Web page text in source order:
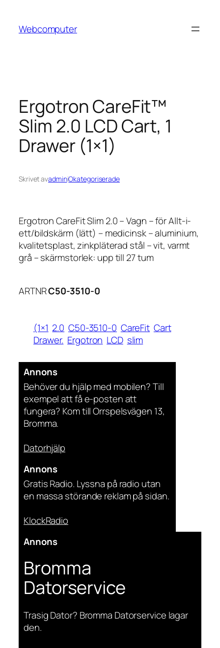
innehåll
Webcomputer
Ergotron CareFit™
Slim 2.0 LCD Cart, 1
Drawer (1×1)
Skrivet avadminiOkategoriserade
Ergotron CareFit Slim 2.0 – Vagn – för Allt-i-
ett/bildskärm (lätt) – medicinsk – aluminium,
kvalitetsplast, zinkpläterad stål – vit, varmt
grå – skärmstorlek: upp till 27 tum
ARTNRC50-3510-0
(1×1 2.0 C50-3510-0 CareFit Cart
Drawer. Ergotron LCD slim
Annons
Behöver du hjälp med mobilen? Till
exempel att få e-posten att
fungera? Kom till Orrspelsvägen 13,
Bromma.
Datorhjälp
Annons
Gratis Radio. Lyssna på radio utan
en massa störande reklam på sidan.
KlockRadio
Annons
Bromma
Datorservice
Trasig Dator? Bromma Datorservice lagar
den.